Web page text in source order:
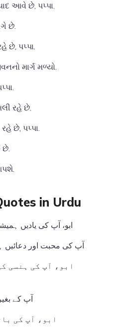
આવે છે, પપ્પા.
છે.
છે, પપ્પા.
માર્ગ મળ્યો.
રહે છે.
છે, પપ્પા.
છે.
in Urdu
ابو، آپ کی یادیں
آپ کی محبت اور دعائیں
ابو، آپ کی ہنسی
آپ کے
ابو، آپ کی